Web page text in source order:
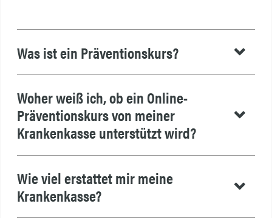
Was ist ein Präventionskurs?
Woher weiß ich, ob ein Online-
Präventionskurs von meiner
Krankenkasse unterstützt wird?
Wie viel erstattet mir meine
Krankenkasse?